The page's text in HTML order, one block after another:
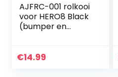
AJFRC-001 rolkooi
voor HERO8 Black
(bumper en
accessoires
€14.99